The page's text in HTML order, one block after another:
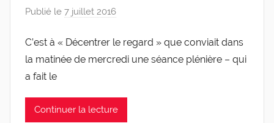
Publié le 7 juillet 2016
r
g
v
C’est à « Décentrer le regard » que conviait dans
la matinée de mercredi une séance plénière – qui
a fait le
Continuer la lecture